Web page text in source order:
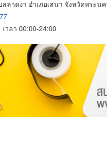
ลาดงา อำเภอเสนา จังหวัดพระน
วลา 00:00-24:00